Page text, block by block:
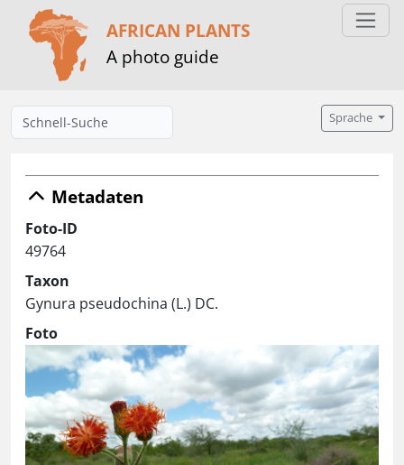
AFRICAN PLANTS
A photo guide
Sprache
Metadaten
Foto-ID
49764
Taxon
Gynura pseudochina (L.) DC.
Foto